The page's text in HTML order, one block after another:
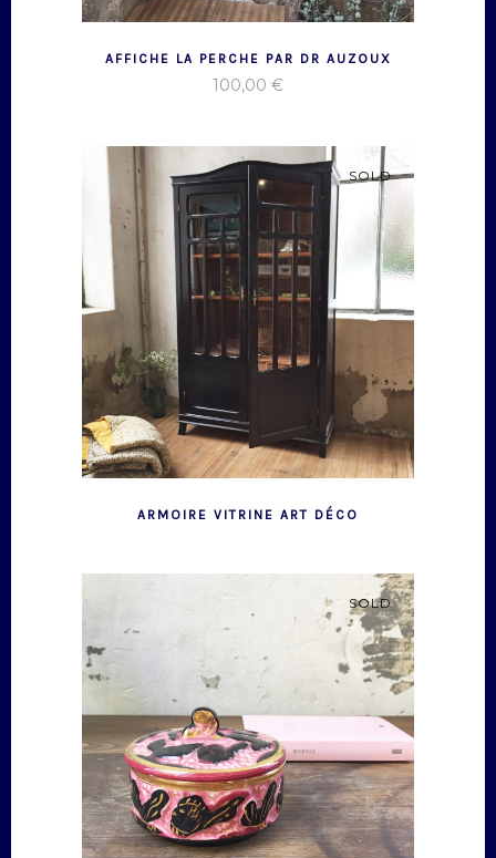
AFFICHE LA PERCHE PAR DR AUZOUX
100,00 €
SOLD
ARMOIRE VITRINE ART DÉCO
SOLD